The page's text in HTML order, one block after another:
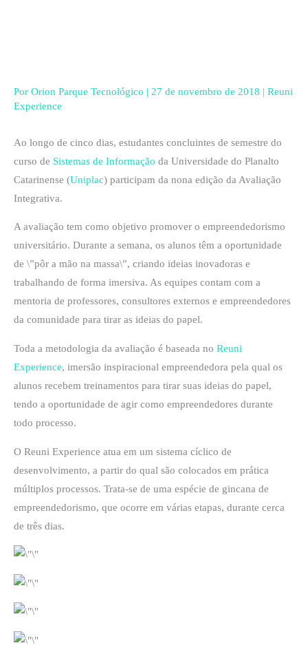
Por Orion Parque Tecnológico | 27 de novembro de 2018 | Reuni
Experience
Ao longo de cinco dias, estudantes concluintes de semestre do
curso de Sistemas de Informação da Universidade do Planalto
Catarinense (Uniplac) participam da nona edição da Avaliação
Integrativa.
A avaliação tem como objetivo promover o empreendedorismo
universitário. Durante a semana, os alunos têm a oportunidade
de \”pôr a mão na massa\”, criando ideias inovadoras e
trabalhando de forma imersiva. As equipes contam com a
mentoria de professores, consultores externos e empreendedores
da comunidade para tirar as ideias do papel.
Toda a metodologia da avaliação é baseada no Reuni
Experience, imersão inspiracional empreendedora pela qual os
alunos recebem treinamentos para tirar suas ideias do papel,
tendo a oportunidade de agir como empreendedores durante
todo processo.
O Reuni Experience atua em um sistema cíclico de
desenvolvimento, a partir do qual são colocados em prática
múltiplos processos. Trata-se de uma espécie de gincana de
empreendedorismo, que ocorre em várias etapas, durante cerca
de três dias.